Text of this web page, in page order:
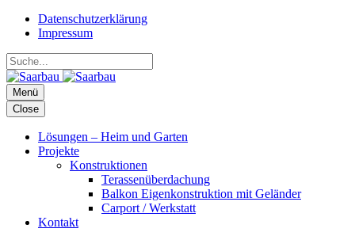
Datenschutzerklärung
Impressum
Menü
Close
Lösungen – Heim und Garten
Projekte
Konstruktionen
Terassenüberdachung
Balkon Eigenkonstruktion mit Geländer
Carport / Werkstatt
Kontakt